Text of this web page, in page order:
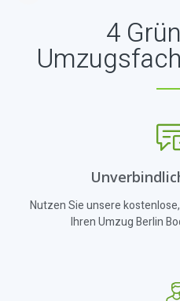
4
Nutzen Sie unsere
Ihren Umzug Berlin